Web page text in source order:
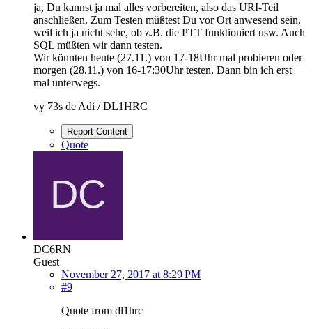
ja, Du kannst ja mal alles vorbereiten, also das URI-Teil
anschließen. Zum Testen müßtest Du vor Ort anwesend sein,
weil ich ja nicht sehe, ob z.B. die PTT funktioniert usw. Auch
SQL müßten wir dann testen.
Wir könnten heute (27.11.) von 17-18Uhr mal probieren oder
morgen (28.11.) von 16-17:30Uhr testen. Dann bin ich erst
mal unterwegs.
vy 73s de Adi / DL1HRC
Report Content
Quote
DC6RN
Guest
November 27, 2017 at 8:29 PM
#9
Quote from dl1hrc